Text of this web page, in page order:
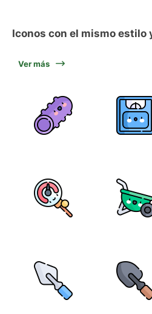
Iconos con el mismo estilo
Ver más